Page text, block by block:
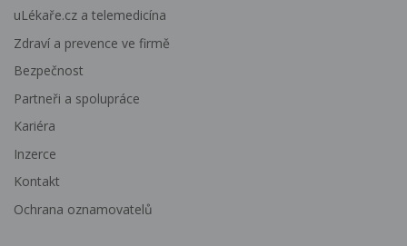
uLékaře.cz a telemedicína
Zdraví a prevence ve firmě
Bezpečnost
Partneři a spolupráce
Kariéra
Inzerce
Kontakt
Ochrana oznamovatelů